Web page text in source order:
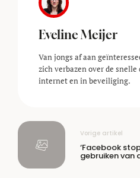
Eveline Meijer
Van jongs af aan
zich verbazen over de
internet en in beveiliging.
Vorige artikel
‘Facebook
gebruiken van